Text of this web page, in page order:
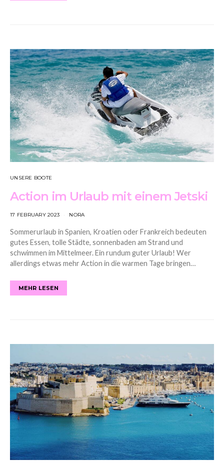
UNSERE BOOTE
Action im Urlaub mit einem Jetski
17 FEBRUARY 2023 NORA
Sommerurlaub in Spanien, Kroatien oder Frankreich bedeuten
gutes Essen, tolle Städte, sonnenbaden am Strand und
schwimmen im Mittelmeer. Ein rundum guter Urlaub! Wer
allerdings etwas mehr Action in die warmen Tage bringen…
MEHR LESEN